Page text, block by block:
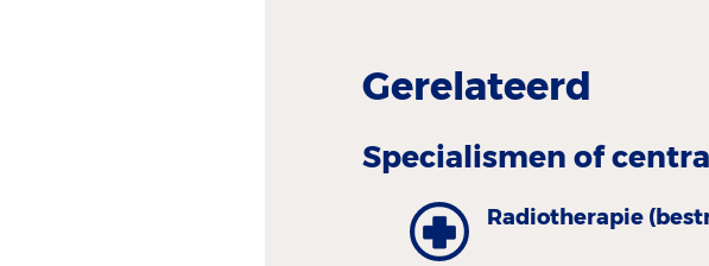
Gerelateerd
Specialismen of centra
Radiotherapie